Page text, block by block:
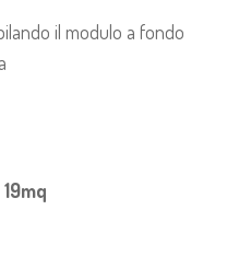
il modulo a fondo